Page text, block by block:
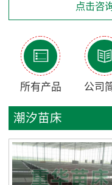
点击咨询

所有产品

公司
潮汐苗床